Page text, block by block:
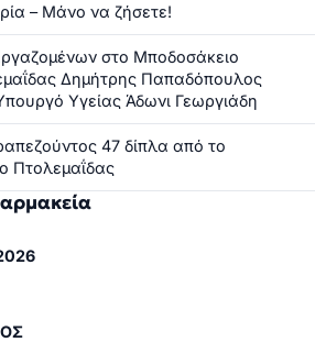
– Μάνο να ζήσετε!
στο Μποδοσάκειο
Δημήτρης Παπαδόπουλος
Υγείας Άδωνι Γεωργιάδη
47 δίπλα από το
Πτολεμαΐδας